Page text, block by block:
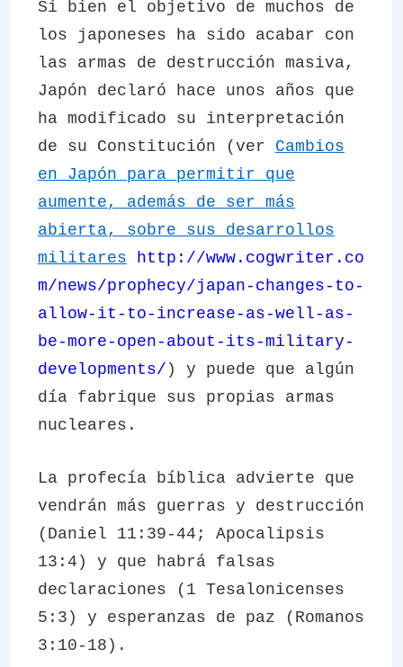
Si bien el objetivo de muchos de
los japoneses ha sido acabar con
las armas de destrucción masiva,
Japón declaró hace unos años que
ha modificado su interpretación
de su Constitución (ver Cambios
en Japón para permitir que
aumente, además de ser más
abierta, sobre sus desarrollos
militares
http://www.cogwriter.co
m/news/prophecy/japan-changes-to-
allow-it-to-increase-as-well-as-
be-more-open-about-its-military-
developments/ ) y puede que algún
día fabrique sus propias armas
nucleares.
La profecía bíblica advierte que
vendrán más guerras y destrucción
(Daniel 11:39-44; Apocalipsis
13:4) y que habrá falsas
declaraciones (1 Tesalonicenses
5:3) y esperanzas de paz (Romanos
3:10-18).